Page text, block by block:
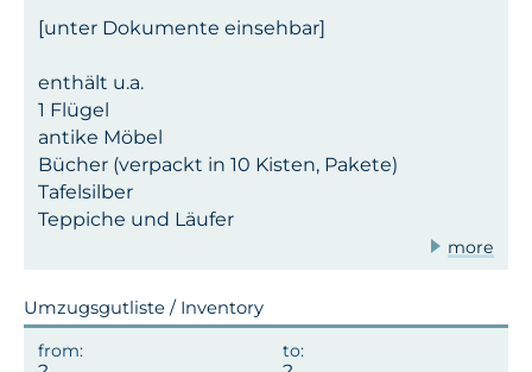
[unter Dokumente einsehbar]
enthält u.a.
1 Flügel
antike Möbel
Bücher (verpackt in 10 Kisten, Pakete)
Tafelsilber
Teppiche und Läufer
more
Umzugsgutliste / Inventory